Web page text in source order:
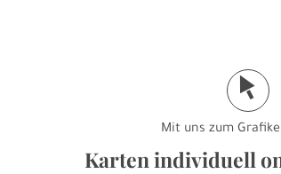
j
Mit uns zum
Karten individuell